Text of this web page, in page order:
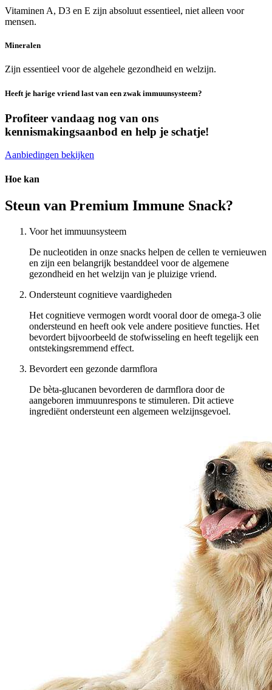
Vitaminen A, D3 en E zijn absoluut essentieel, niet alleen voor
mensen.
Mineralen
Zijn essentieel voor de algehele gezondheid en welzijn.
Heeft je harige vriend last van een zwak immuunsysteem?
Profiteer vandaag nog van ons
kennismakingsaanbod en help je schatje!
Aanbiedingen bekijken
Hoe kan
Steun van Premium Immune Snack?
Voor het immuunsysteem
De nucleotiden in onze snacks helpen de cellen te vernieuwen
en zijn een belangrijk bestanddeel voor de algemene
gezondheid en het welzijn van je pluizige vriend.
Ondersteunt cognitieve vaardigheden
Het cognitieve vermogen wordt vooral door de omega-3 olie
ondersteund en heeft ook vele andere positieve functies. Het
bevordert bijvoorbeeld de stofwisseling en heeft tegelijk een
ontstekingsremmend effect.
Bevordert een gezonde darmflora
De bèta-glucanen bevorderen de darmflora door de
aangeboren immuunrespons te stimuleren. Dit actieve
ingrediënt ondersteunt een algemeen welzijnsgevoel.